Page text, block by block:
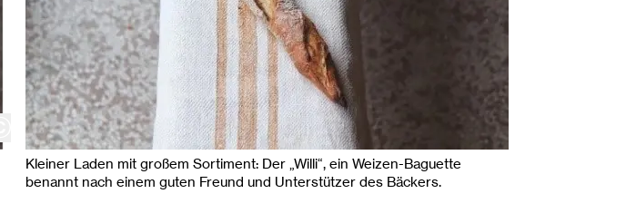
copyright
Kleiner Laden mit großem Sortiment: Der „Willi“, ein Weizen-Baguette
benannt nach einem guten Freund und Unterstützer des Bäckers.